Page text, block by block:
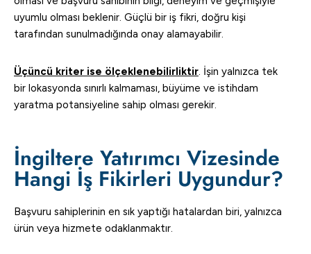
uyumlu olması beklenir. Güçlü bir iş fikri, doğru kişi
tarafından sunulmadığında onay alamayabilir.
Üçüncü kriter ise ölçeklenebilirliktir. İşin yalnızca tek
bir lokasyonda sınırlı kalmaması, büyüme ve istihdam
yaratma potansiyeline sahip olması gerekir.
İngiltere Yatırımcı Vizesinde
Hangi İş Fikirleri Uygundur?
Başvuru sahiplerinin en sık yaptığı hatalardan biri, yalnızca
ürün veya hizmete odaklanmaktır.